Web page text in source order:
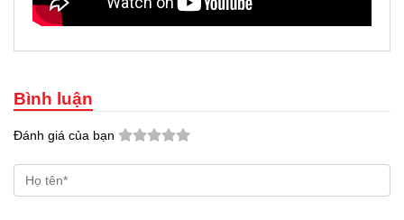
Bình luận
Đánh giá của bạn